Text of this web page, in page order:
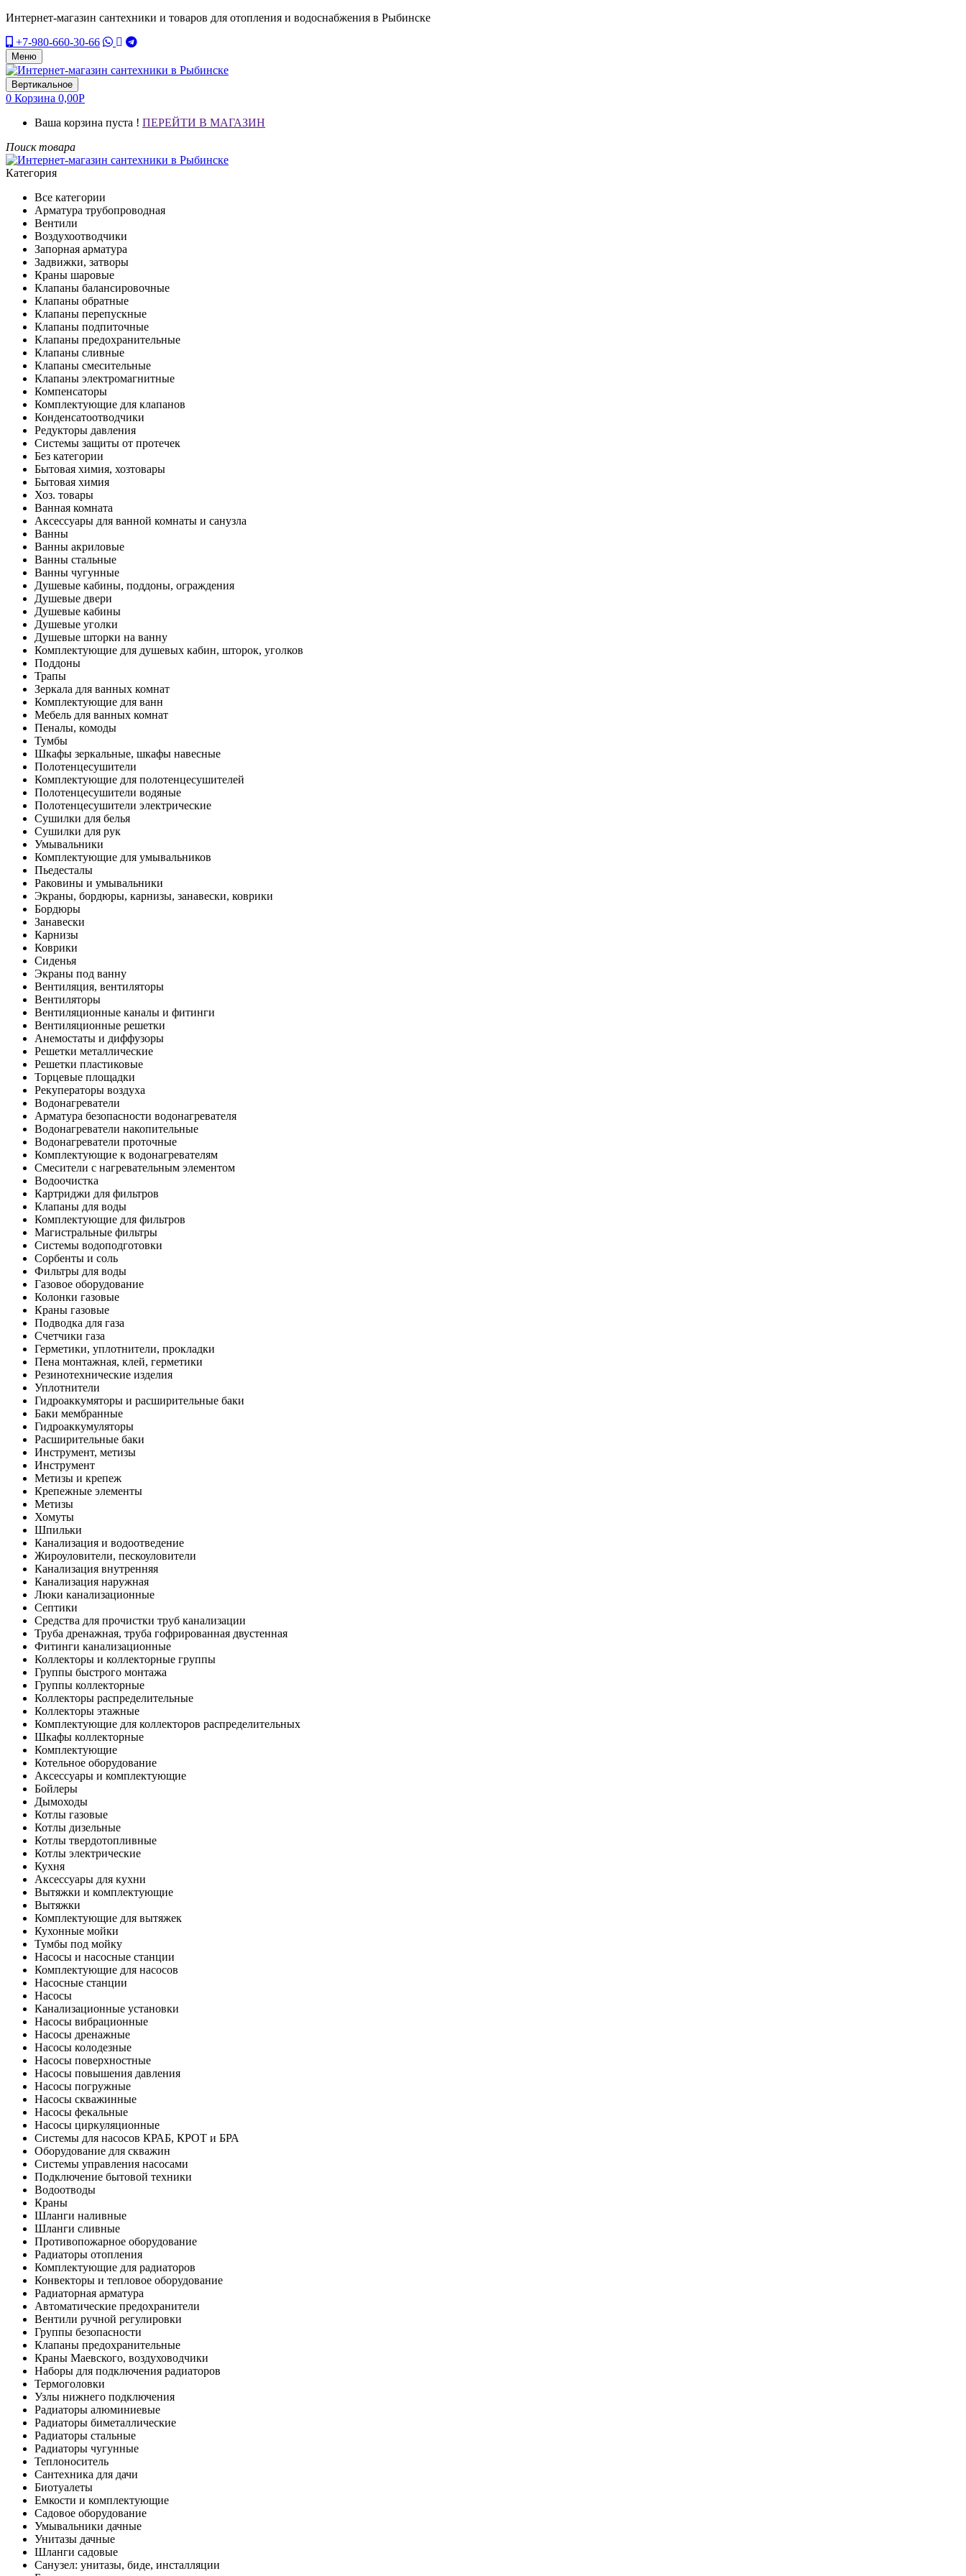
Интернет-магазин сантехники и товаров для отопления и водоснабжения в Рыбинске
+7-980-660-30-66
Меню
Вертикальное
0 Корзина 0,00Р
Ваша корзина пуста ! ПЕРЕЙТИ В МАГАЗИН
Поиск товара
Категория
Все категории
Арматура трубопроводная
Вентили
Воздухоотводчики
Запорная арматура
Задвижки, затворы
Краны шаровые
Клапаны балансировочные
Клапаны обратные
Клапаны перепускные
Клапаны подпиточные
Клапаны предохранительные
Клапаны сливные
Клапаны смесительные
Клапаны электромагнитные
Компенсаторы
Комплектующие для клапанов
Конденсатоотводчики
Редукторы давления
Системы защиты от протечек
Без категории
Бытовая химия, хозтовары
Бытовая химия
Хоз. товары
Ванная комната
Аксессуары для ванной комнаты и санузла
Ванны
Ванны акриловые
Ванны стальные
Ванны чугунные
Душевые кабины, поддоны, ограждения
Душевые двери
Душевые кабины
Душевые уголки
Душевые шторки на ванну
Комплектующие для душевых кабин, шторок, уголков
Поддоны
Трапы
Зеркала для ванных комнат
Комплектующие для ванн
Мебель для ванных комнат
Пеналы, комоды
Тумбы
Шкафы зеркальные, шкафы навесные
Полотенцесушители
Комплектующие для полотенцесушителей
Полотенцесушители водяные
Полотенцесушители электрические
Сушилки для белья
Сушилки для рук
Умывальники
Комплектующие для умывальников
Пьедесталы
Раковины и умывальники
Экраны, бордюры, карнизы, занавески, коврики
Бордюры
Занавески
Карнизы
Коврики
Сиденья
Экраны под ванну
Вентиляция, вентиляторы
Вентиляторы
Вентиляционные каналы и фитинги
Вентиляционные решетки
Анемостаты и диффузоры
Решетки металлические
Решетки пластиковые
Торцевые площадки
Рекуператоры воздуха
Водонагреватели
Арматура безопасности водонагревателя
Водонагреватели накопительные
Водонагреватели проточные
Комплектующие к водонагревателям
Смесители с нагревательным элементом
Водоочистка
Картриджи для фильтров
Клапаны для воды
Комплектующие для фильтров
Магистральные фильтры
Системы водоподготовки
Сорбенты и соль
Фильтры для воды
Газовое оборудование
Колонки газовые
Краны газовые
Подводка для газа
Счетчики газа
Герметики, уплотнители, прокладки
Пена монтажная, клей, герметики
Резинотехнические изделия
Уплотнители
Гидроаккумяторы и расширительные баки
Баки мембранные
Гидроаккумуляторы
Расширительные баки
Инструмент, метизы
Инструмент
Метизы и крепеж
Крепежные элементы
Метизы
Хомуты
Шпильки
Канализация и водоотведение
Жироуловители, пескоуловители
Канализация внутренняя
Канализация наружная
Люки канализационные
Септики
Средства для прочистки труб канализации
Труба дренажная, труба гофрированная двустенная
Фитинги канализационные
Коллекторы и коллекторные группы
Группы быстрого монтажа
Группы коллекторные
Коллекторы распределительные
Коллекторы этажные
Комплектующие для коллекторов распределительных
Шкафы коллекторные
Комплектующие
Котельное оборудование
Аксессуары и комплектующие
Бойлеры
Дымоходы
Котлы газовые
Котлы дизельные
Котлы твердотопливные
Котлы электрические
Кухня
Аксессуары для кухни
Вытяжки и комплектующие
Вытяжки
Комплектующие для вытяжек
Кухонные мойки
Тумбы под мойку
Насосы и насосные станции
Комплектующие для насосов
Насосные станции
Насосы
Канализационные установки
Насосы вибрационные
Насосы дренажные
Насосы колодезные
Насосы поверхностные
Насосы повышения давления
Насосы погружные
Насосы скважинные
Насосы фекальные
Насосы циркуляционные
Системы для насосов КРАБ, КРОТ и БРА
Оборудование для скважин
Системы управления насосами
Подключение бытовой техники
Водоотводы
Краны
Шланги наливные
Шланги сливные
Противопожарное оборудование
Радиаторы отопления
Комплектующие для радиаторов
Конвекторы и тепловое оборудование
Радиаторная арматура
Автоматические предохранители
Вентили ручной регулировки
Группы безопасности
Клапаны предохранительные
Краны Маевского, воздуховодчики
Наборы для подключения радиаторов
Термоголовки
Узлы нижнего подключения
Радиаторы алюминиевые
Радиаторы биметаллические
Радиаторы стальные
Радиаторы чугунные
Теплоноситель
Сантехника для дачи
Биотуалеты
Емкости и комплектующие
Садовое оборудование
Умывальники дачные
Унитазы дачные
Шланги садовые
Санузел: унитазы, биде, инсталляции